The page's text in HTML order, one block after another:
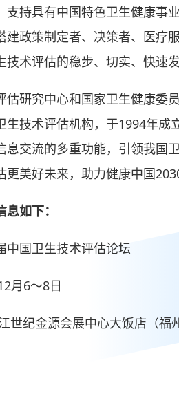
支持具有中国特色卫生健康事
建政策制定者、决策者、医疗
技术评估的稳步、切实、快速
估研究中心和国家卫生健康委
生技术评估机构，于1994年成
息交流的多重功能，引领我国
更美好未来，助力健康中国
如下：
中国卫生技术评估论坛
月6～8日
世纪金源会展中心大饭店（